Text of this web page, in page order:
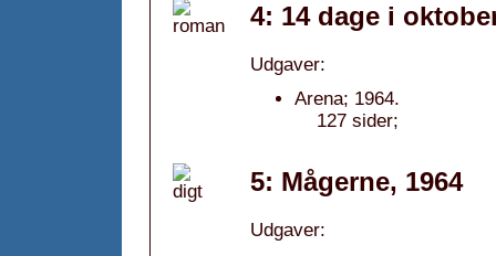
4: 14 dage i
Udgaver:
Arena; 1964.
127 sider;
5: Mågerne, 1964
Udgaver: